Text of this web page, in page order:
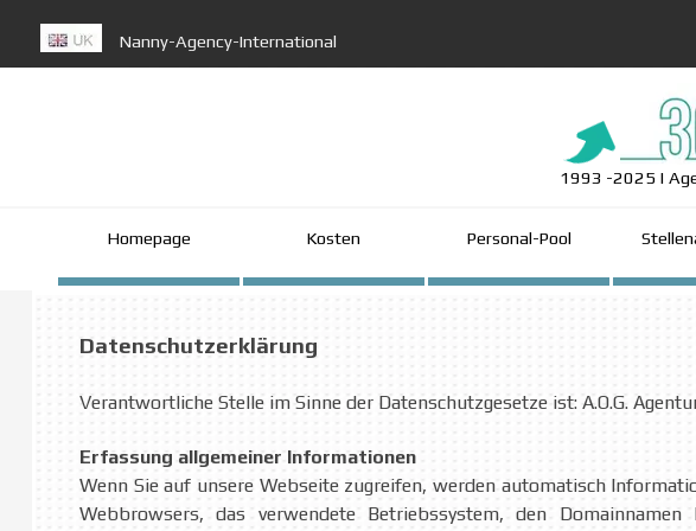
Nanny-Agency-International
1993 -2025 |
Homepage
Kosten ▼
Personal-Pool
Datenschutzerklärung
Verantwortliche Stelle im Sinne der Datenschutzgesetze ist: A.O.G.
Erfassung allgemeiner Informationen
Wenn Sie auf unsere Webseite zugreifen, werden automatisch
Webbrowsers, das verwendete Betriebssystem, den